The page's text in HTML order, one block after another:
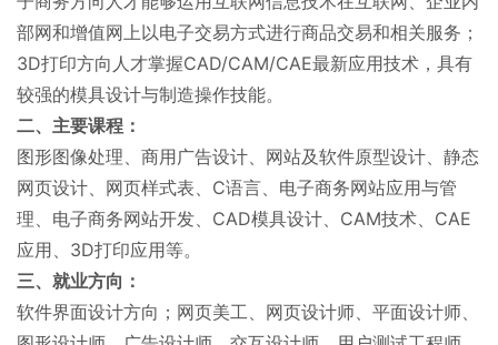
部网和增值网上以电子交易方式进行商品交易和相关服务；
3D打印方向人才掌握CAD/CAM/CAE最新应用技术，具有
较强的模具设计与制造操作技能。
二、主要课程：
图形图像处理、商用广告设计、网站及软件原型设计、静态
网页设计、网页样式表、C语言、电子商务网站应用与管
理、电子商务网站开发、CAD模具设计、CAM技术、CAE
应用、3D打印应用等。
三、就业方向：
软件界面设计方向；网页美工、网页设计师、平面设计师、